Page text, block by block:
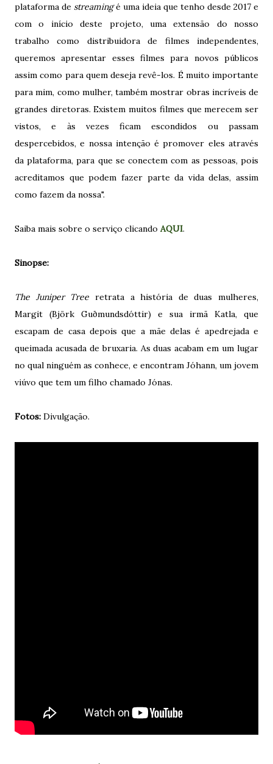
plataforma de streamingé uma ideia que tenho desde 2017 e
com o início deste projeto, uma extensão do nosso
trabalho como distribuidora de filmes independentes,
queremos apresentar esses filmes para novos públicos
assim como para quem deseja revê-los. É muito importante
para mim, como mulher, também mostrar obras incríveis de
grandes diretoras. Existem muitos filmes que merecem ser
vistos, e às vezes ficam escondidos ou passam
despercebidos, e nossa intenção é promover eles através
da plataforma, para que se conectem com as pessoas, pois
acreditamos que podem fazer parte da vida delas, assim
como fazem da nossa".
Saiba mais sobre o serviço clicando AQUI.
Sinopse:
The Juniper Tree retrata a história de duas mulheres,
Margit (Björk Guðmundsdóttir) e sua irmã Katla, que
escapam de casa depois que a mãe delas é apedrejada e
queimada acusada de bruxaria. As duas acabam em um lugar
no qual ninguém as conhece, e encontram Jóhann, um jovem
viúvo que tem um filho chamado Jónas.
Fotos: Divulgação.